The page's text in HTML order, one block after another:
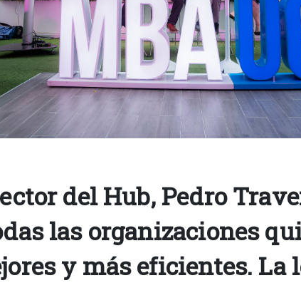
del Hub, Pedro
las organizaciones
y más eficientes. La